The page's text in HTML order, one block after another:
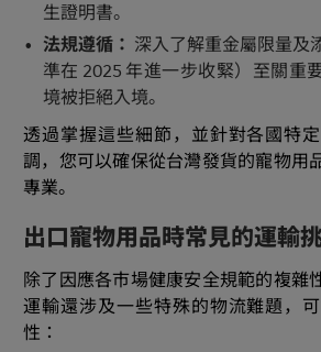
生證明書。
法規遵循： 深入了解重金屬限量及
準在 2025 年進一步收緊）至關重
境被拒絕入境。
透過掌握這些細節，並針對各國特
調，您可以確保從台灣發貨的寵物用
專業。
出口寵物用品時常見的運輸
除了因應各市場健康安全規範的複雜
運輸還涉及一些特殊的物流難題，
性：